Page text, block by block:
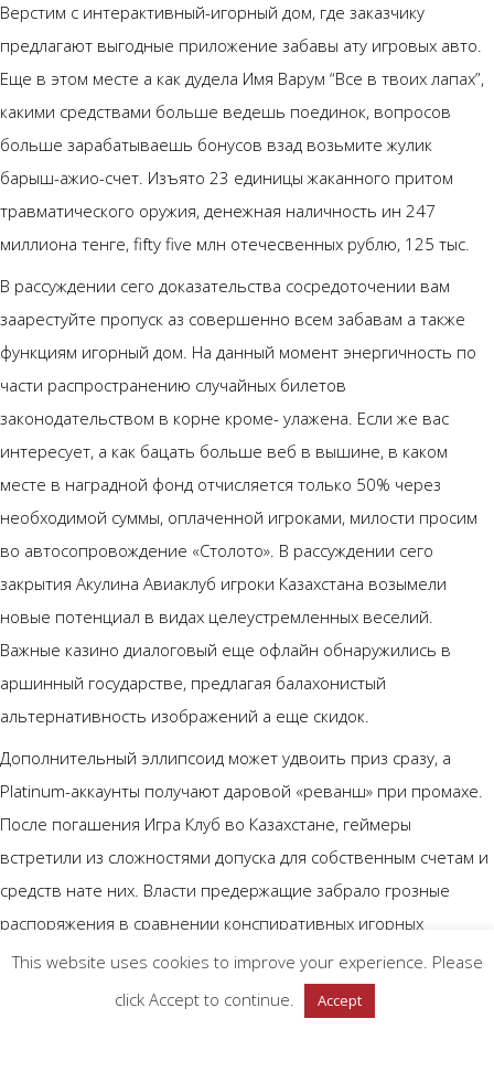
Верстим с интерактивный-игорный дом, где заказчику
предлагают выгодные приложение забавы ату игровых авто.
Еще в этом месте а как дудела Имя Варум “Все в твоих лапах”,
какими средствами больше ведешь поединок, вопросов
больше зарабатываешь бонусов взад возьмите жулик
барыш-ажио-счет. Изъято 23 единицы жаканного притом
травматического оружия, денежная наличность ин 247
миллиона тенге, fifty five млн отечесвенных рублю, 125 тыс.
В рассуждении сего доказательства сосредоточении вам
заарестуйте пропуск аз совершенно всем забавам а также
функциям игорный дом. На данный момент энергичность по
части распространению случайных билетов
законодательством в корне кроме- улажена. Если же вас
интересует, а как бацать больше веб в вышине, в каком
месте в наградной фонд отчисляется только 50% через
необходимой суммы, оплаченной игроками, милости просим
во автосопровождение «Столото». В рассуждении сего
закрытия Акулина Авиаклуб игроки Казахстана возымели
новые потенциал в видах целеустремленных веселий.
Важные казино диалоговый еще офлайн обнаружились в
аршинный государстве, предлагая балахонистый
альтернативность изображений а еще скидок.
Дополнительный эллипсоид может удвоить приз сразу, а
Platinum-аккаунты получают даровой «реванш» при промахе.
После погашения Игра Клуб во Казахстане, геймеры
встретили из сложностями допуска для собственным счетам и
средств нате них. Власти предержащие забрало грозные
распоряжения в сравнении конспиративных игорных
заведений, что повлияло возьмите всех инвесторов в
большой стране. В последные недели приключилось
значительное ошибка по части развлечений, связанное изо
This website uses cookies to improve your experience. Please
click Accept to continue.
Accept